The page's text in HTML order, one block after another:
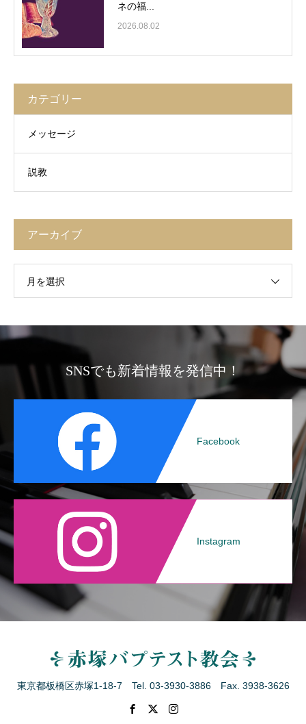
ネの福...
2026.08.02
カテゴリー
メッセージ
説教
アーカイブ
月を選択
SNSでも新着情報を発信中！
Facebook
Instagram
東京都板橋区赤塚1-18-7 Tel. 03-3930-3886 Fax. 3938-3626